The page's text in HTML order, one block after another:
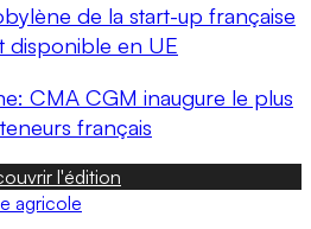
de la start-up française
disponible en UE
CMA CGM inaugure le plus
français
l'édition
agricole